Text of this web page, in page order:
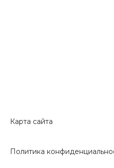
Карта сайта
Политика